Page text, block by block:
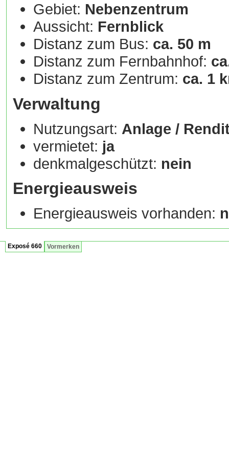
Gebiet: Nebenzentrum
Aussicht: Fernblick
Distanz zum Bus: ca. 50 m
Distanz zum Fernbahnhof:
Distanz zum Zentrum: ca. 1
Verwaltung
Nutzungsart: Anlage /
vermietet: ja
denkmalgeschützt: nein
Energieausweis
Energieausweis vorhanden:
Exposé 660 Vormerken